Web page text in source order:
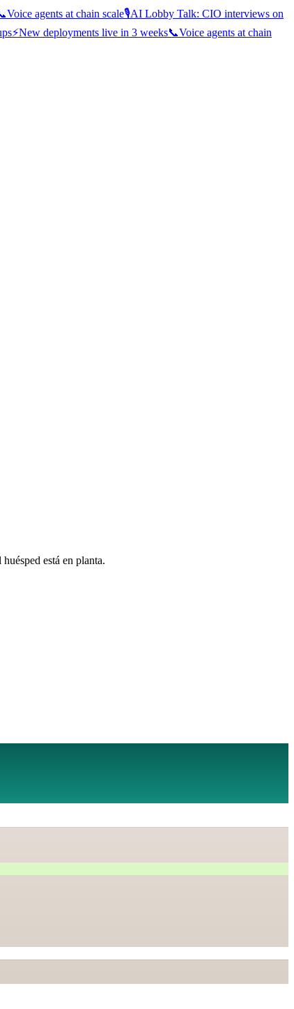
Voice agents at chain scale🎙️AI Lobby Talk: CIO interviews on
⚡New deployments live in 3 weeks📞Voice agents at chain
está en planta.